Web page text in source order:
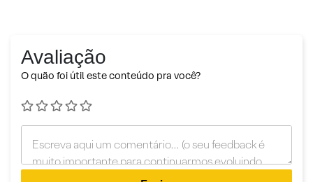
Avaliação
O quão foi útil este conteúdo pra você?